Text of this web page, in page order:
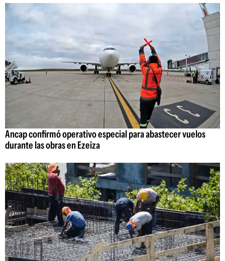
Ancap confirmó operativo especial para abastecer vuelos
durante las obras en Ezeiza